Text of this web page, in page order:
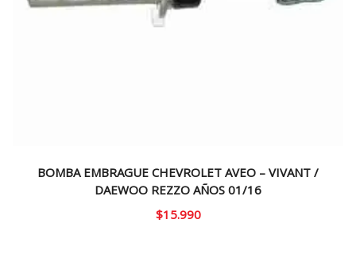
BOMBA EMBRAGUE CHEVROLET AVEO – VIVANT /
DAEWOO REZZO AÑOS 01/16
$15.990